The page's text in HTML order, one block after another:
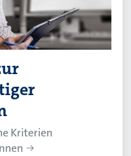
Kriterien